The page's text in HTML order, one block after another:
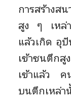
การสร้างส
สูง ๆ เหล่
แล้วเกิด อุ
เข้าชนตึก
เข้าแล้ว ค
บนตึกเหล่